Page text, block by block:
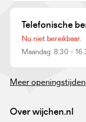
Telefonische
Nu niet bereikbaar.
Maandag: 8.30 -
Meer openingstijden
Over wijchen.nl